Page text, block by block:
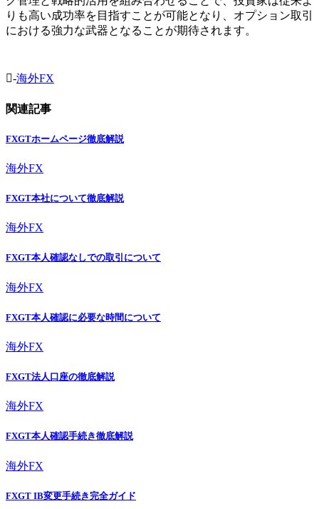
りも高い成功率を目指すことが可能となり、オプション取引
における強力な武器となることが期待されます。
-海外FX
関連記事
FXGTホームページ徹底解説
海外FX
FXGT本社について徹底解説
海外FX
FXGT本人確認なしでの取引について
海外FX
FXGT本人確認に必要な時間について
海外FX
FXGT法人口座の徹底解説
海外FX
FXGT本人確認手続き徹底解説
海外FX
FXGT IB変更手続き完全ガイド